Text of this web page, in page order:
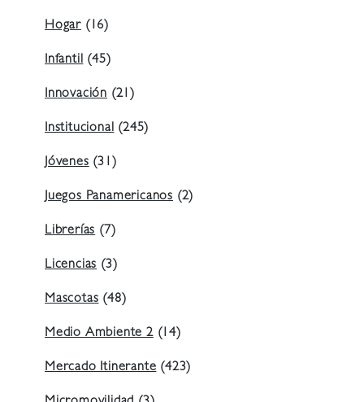
Hogar (16)
Infantil(45)
Innovación (21)
Institucional(245)
Jóvenes(31)
Juegos Panamericanos (2)
Librerías(7)
Licencias(3)
Mascotas(48)
Medio Ambiente 2(14)
Mercado Itinerante(423)